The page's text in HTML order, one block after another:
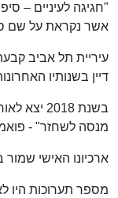
"חגיגה לעיניים –
אשר נקראת על שם סרטו מ-1975 ועלתה
עיריית תל אביב
דיין בשנותיו
בשנת
מנסה לשחזר" -
ארכיונו האישי
מספר תערוכות היו